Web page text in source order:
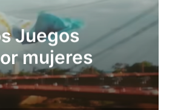
que